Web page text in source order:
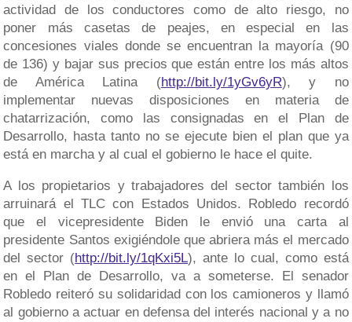
actividad de los conductores como de alto riesgo, no
poner más casetas de peajes, en especial en las
concesiones viales donde se encuentran la mayoría (90
de 136) y bajar sus precios que están entre los más altos
de América Latina (http://bit.ly/1yGv6yR), y no
implementar nuevas disposiciones en materia de
chatarrización, como las consignadas en el Plan de
Desarrollo, hasta tanto no se ejecute bien el plan que ya
está en marcha y al cual el gobierno le hace el quite.
A los propietarios y trabajadores del sector también los
arruinará el TLC con Estados Unidos. Robledo recordó
que el vicepresidente Biden le envió una carta al
presidente Santos exigiéndole que abriera más el mercado
del sector (http://bit.ly/1qKxi5L), ante lo cual, como está
en el Plan de Desarrollo, va a someterse. El senador
Robledo reiteró su solidaridad con los camioneros y llamó
al gobierno a actuar en defensa del interés nacional y a no